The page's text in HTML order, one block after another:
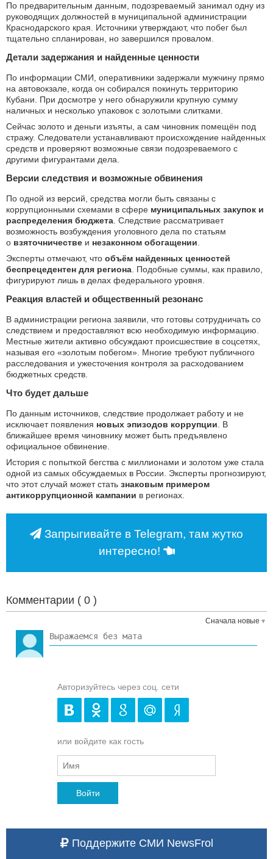
По предварительным данным, подозреваемый занимал одну из
руководящих должностей в муниципальной администрации
Краснодарского края. Источники утверждают, что побег был
тщательно спланирован, но завершился провалом.
Детали задержания и найденные ценности
По информации СМИ, оперативники задержали мужчину прямо
на автовокзале, когда он собирался покинуть территорию
Кубани. При досмотре у него обнаружили крупную сумму
наличных и несколько упаковок с золотыми слитками.
Сейчас золото и деньги изъяты, а сам чиновник помещён под
стражу. Следователи устанавливают происхождение найденных
средств и проверяют возможные связи подозреваемого с
другими фигурантами дела.
Версии следствия и возможные обвинения
По одной из версий, средства могли быть связаны с
коррупционными схемами в сфере муниципальных закупок и
распределения бюджета. Следствие рассматривает
возможность возбуждения уголовного дела по статьям
о взяточничестве и незаконном обогащении.
Эксперты отмечают, что объём найденных ценностей
беспрецедентен для региона. Подобные суммы, как правило,
фигурируют лишь в делах федерального уровня.
Реакция властей и общественный резонанс
В администрации региона заявили, что готовы сотрудничать со
следствием и предоставляют всю необходимую информацию.
Местные жители активно обсуждают происшествие в соцсетях,
называя его «золотым побегом». Многие требуют публичного
расследования и ужесточения контроля за расходованием
бюджетных средств.
Что будет дальше
По данным источников, следствие продолжает работу и не
исключает появления новых эпизодов коррупции. В
ближайшее время чиновнику может быть предъявлено
официальное обвинение.
История с попыткой бегства с миллионами и золотом уже стала
одной из самых обсуждаемых в России. Эксперты прогнозируют,
что этот случай может стать знаковым примером
антикоррупционной кампании в регионах.
Запрыгивайте в Telegram, там жутко
интересно!
Комментарии ( 0 )
Сначала новые
Авторизуйтесь через соц. сети
или войдите как гость
Войти
Поддержите СМИ NewsFrol